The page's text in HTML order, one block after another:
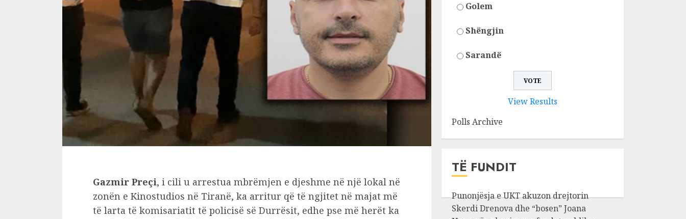
Gazmir Preçi, i cili u arrestua mbrëmjen e djeshme në një lokal në
zonën e Kinostudios në Tiranë, ka arritur që të ngjitet në majat më
të larta të komisariatit të policisë së Durrësit, edhe pse më herët ka
Golem
Shëngjin
Sarandë
View Results
Polls Archive
TË FUNDIT
Punonjësja e UKT akuzon drejtorin
Skerdi Drenova dhe “bosen” Joana